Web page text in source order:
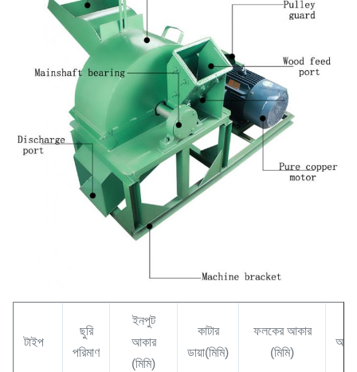
টাইপ
ছুরি
পরিমাণ
ইনপুট
আকার
(মিমি)
কাটার
ডায়া(মিমি)
ফলকের আকার
(মিমি)